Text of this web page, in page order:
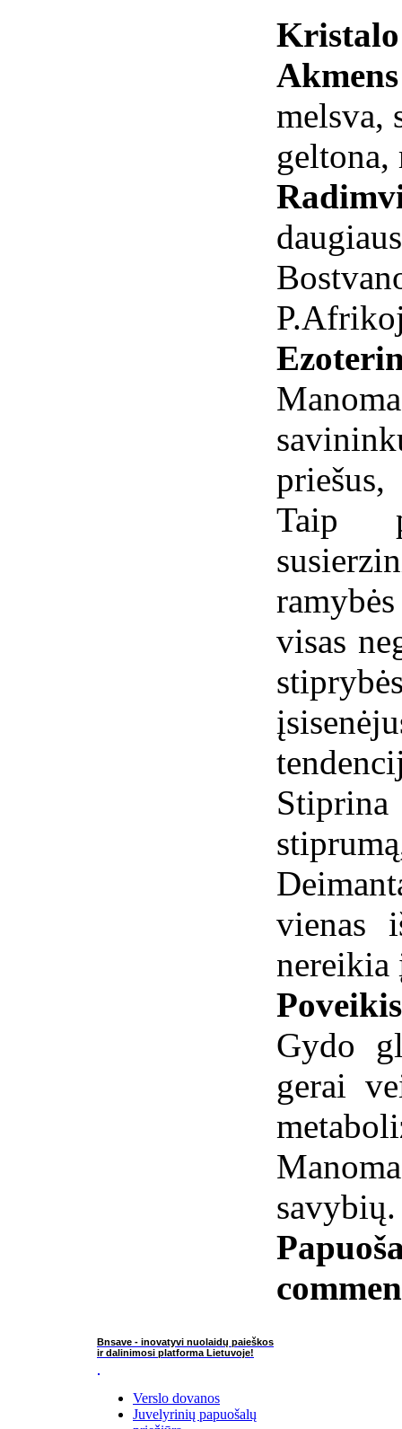
melsva,
Taip
visas
vienas
Gydo
gerai
savybių.
Bnsave - inovatyvi nuolaidų paieškos
ir dalinimosi platforma Lietuvoje!
Verslo dovanos
Juvelyrinių papuošalų